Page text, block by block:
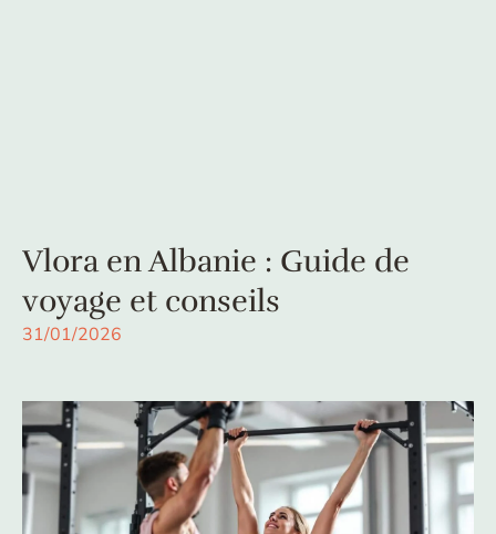
Vlora en Albanie : Guide de
voyage et conseils
31/01/2026